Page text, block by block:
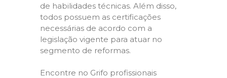
de habilidades técnicas. Além disso,
todos possuem as certificações
necessárias de acordo com a
legislação vigente para atuar no
segmento de reformas.
Encontre no Grifo profissionais